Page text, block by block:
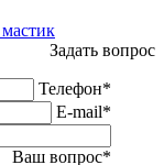
Задать вопрос
Телефон*
E-mail*
Ваш вопрос*